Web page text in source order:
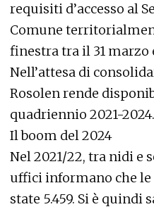
requisiti d’accesso al
Comune
finestra tra il 31 marzo
Nell’attesa di
Rosolen rende
quadriennio 2021-2024.
Il boom del 2024
Nel 2021/22, tra nidi e
uffici informano che
state 5.459. Si è quindi